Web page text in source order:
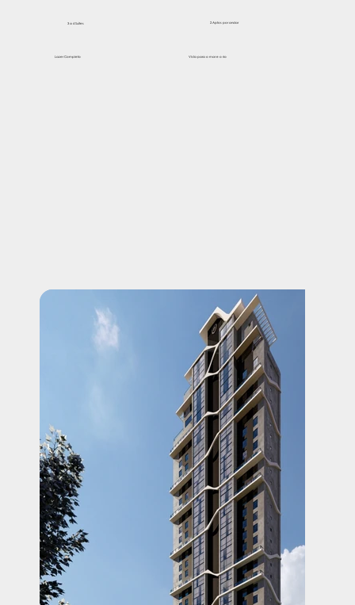
3 a 4 Suítes 2 Aptos por andar
Lazer Completo Vista para o mar e o rio